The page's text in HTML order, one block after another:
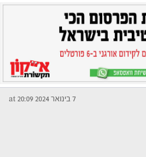
7 בינואר 2024 at 20:09